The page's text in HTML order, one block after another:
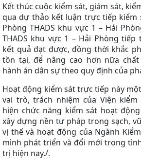
Kết thúc cuộc kiểm sát, giám sát,
qua dự thảo kết luận trực tiếp kiểm
Phòng THADS khu vực 1 – Hải
THADS khu vực 1 – Hải Phòng tiếp
kết quả đạt được, đồng thời khắc
tồn tại, để nâng cao hơn nữa
hành án dân sự theo quy định của
Hoạt động kiểm sát trực tiếp này
vai trò, trách nhiệm của Viện
hiện chức năng kiểm sát hoạt
xây dựng nền tư pháp trong sạch,
vị thế và hoạt động của Ngành
mình phát triển và đổi mới trong
trị hiện nay./.